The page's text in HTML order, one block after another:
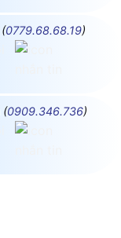
(0779.68.68.19)
(0909.346.736)